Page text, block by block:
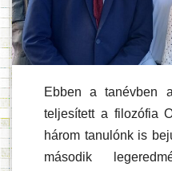
Ebben a tanévben
teljesített a filozófia
három tanulónk is
második